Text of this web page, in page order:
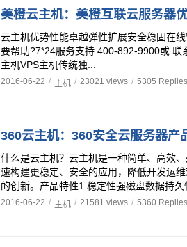
美橙云主机：美橙互联云服务器
云主机优势性能卓越弹性扩展安全稳固在
要帮助?7*24服务支持 400-892-9900或
主机VPS主机传统独...
2016-06-22 / 主机 / 23021 views / 5305 Replies
360云主机：360安全云服务器产
什么是云主机？云主机是一种简单、高效
速构建更稳定、安全的应用，降低开发运
的创新。产品特性1.稳定性强磁盘数据持久
2016-06-22 / 主机 / 21581 views / 5360 Replies